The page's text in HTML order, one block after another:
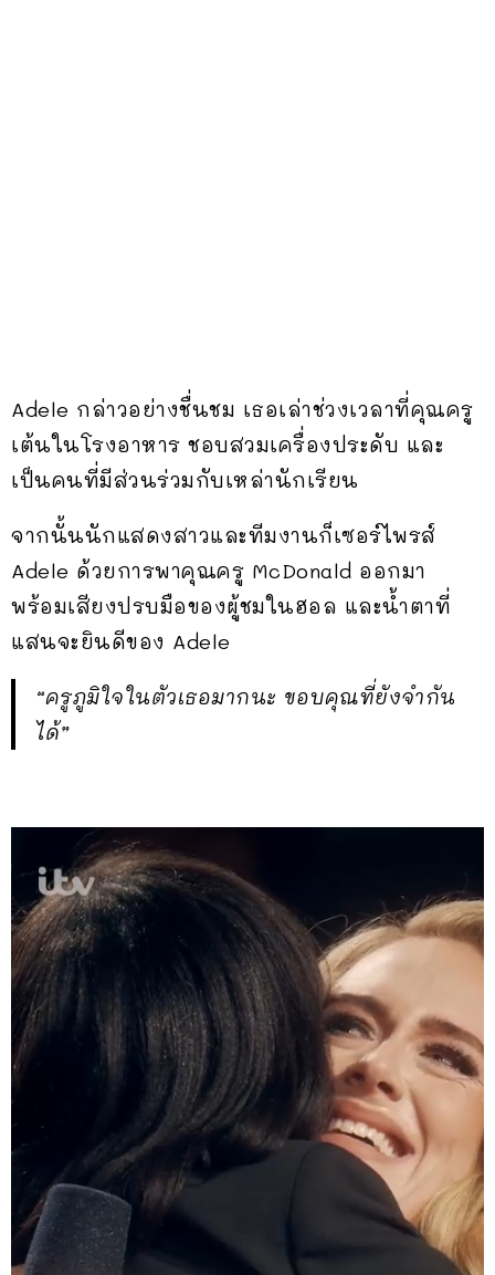
Adele กล่าวอย่างชื่นชม เธอเล่าช่วงเวลาที่คุณครู
เต้นในโรงอาหาร ชอบสวมเครื่องประดับ และ
เป็นคนที่มีส่วนร่วมกับเหล่านักเรียน
จากนั้นนักแสดงสาวและทีมงานก็เซอร์ไพรส์
Adele ด้วยการพาคุณครู McDonald ออกมา
พร้อมเสียงปรบมือของผู้ชมในฮอล และน้ำตาที่
แสนจะยินดีของ Adele
“ครูภูมิใจในตัวเธอมากนะ ขอบคุณที่ยังจำกัน
ได้”